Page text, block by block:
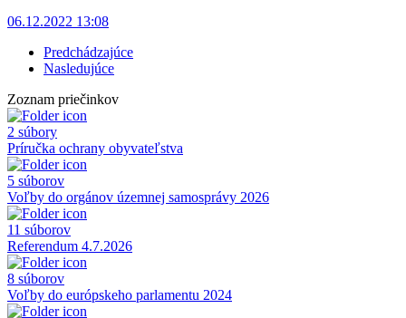
06.12.2022 13:08
Predchádzajúce
Nasledujúce
Zoznam priečinkov
2 súbory
Príručka ochrany obyvateľstva
5 súborov
Voľby do orgánov územnej samosprávy 2026
11 súborov
Referendum 4.7.2026
8 súborov
Voľby do európskeho parlamentu 2024